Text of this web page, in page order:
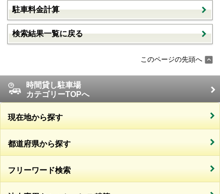
駐車料金計算
検索結果一覧に戻る
このページの先頭へ
時間貸し駐車場
カテゴリーTOPへ
現在地から探す
都道府県から探す
フリーワード検索